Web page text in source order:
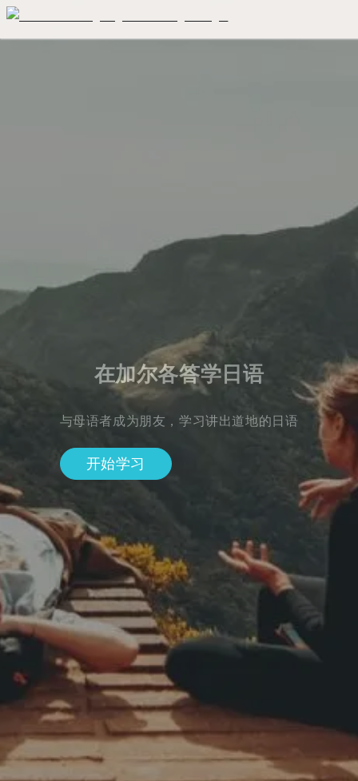
在加尔各答学日语
与母语者成为朋友，学习讲出道地的日语
开始学习